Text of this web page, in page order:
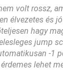
volt rossz,
élvezetes és
hagy
jump
-1
lehet